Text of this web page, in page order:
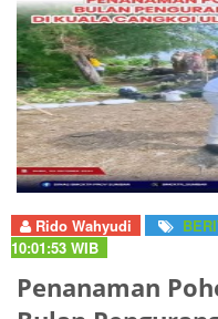
Rido Wahyudi
10:01:53 WIB
Penanaman